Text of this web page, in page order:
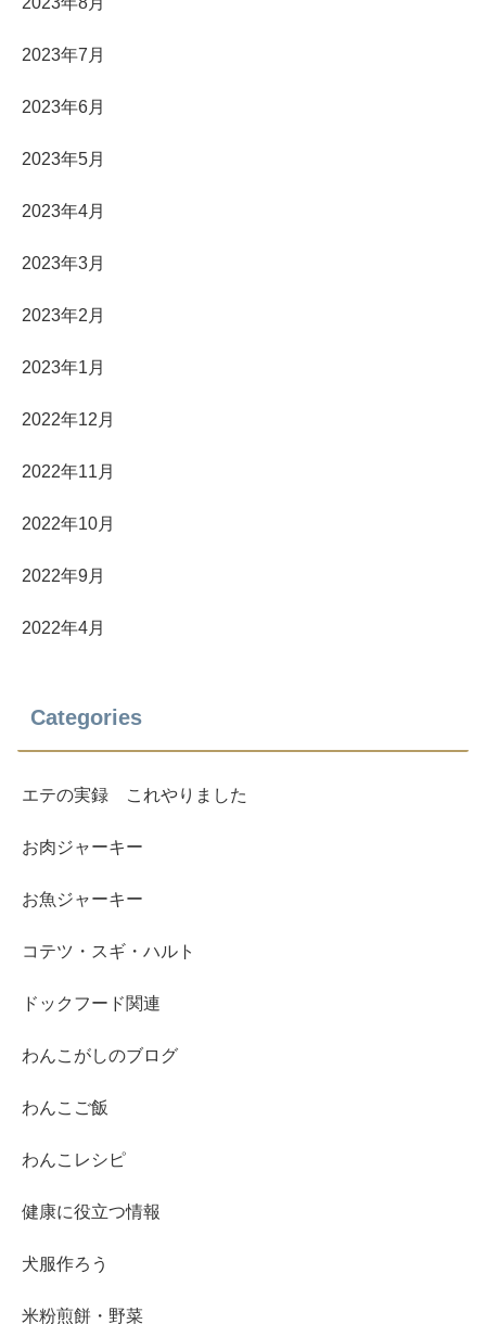
2023年7月
2023年6月
2023年5月
2023年4月
2023年3月
2023年2月
2023年1月
2022年12月
2022年11月
2022年10月
2022年9月
2022年4月
Categories
エテの実録 これやりました
お肉ジャーキー
お魚ジャーキー
コテツ・スギ・ハルト
ドックフード関連
わんこがしのブログ
わんこご飯
わんこレシピ
健康に役立つ情報
犬服作ろう
米粉煎餅・野菜